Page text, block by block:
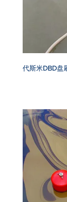
代斯米DBD盘